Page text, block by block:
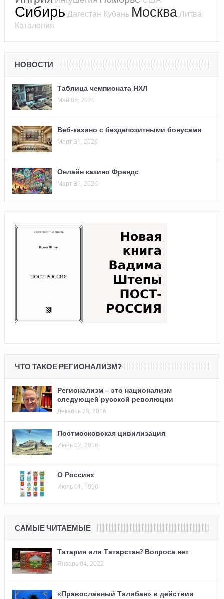
Сибирь Дагестан Кубань МоскваЛитва
Каталония
НОВОСТИ
Таблица чемпионата НХЛ
Май 08, 2026
Веб-казино с бездепозитными бонусами
Март 31, 2026
Онлайн казино Френдс
Март 31, 2026
ЧТО ТАКОЕ РЕГИОНАЛИЗМ?
Регионализм – это национализм
следующей русской революции
Декабрь 28, 2016
Постмосковская цивилизация
Июнь 02, 2016
О Россиях
Июль 01, 1990
САМЫЕ ЧИТАЕМЫЕ
Татария или Татарстан? Вопроса нет
Январь 04, 2022
«Православный Талибан» в действии